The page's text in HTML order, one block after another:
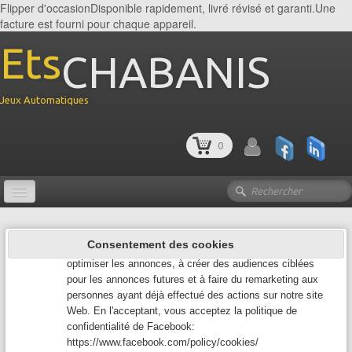
Flipper d'occasionDisponible rapidement, livré révisé et garanti.Une
facture est fourni pour chaque appareil.
EtsCHABANIS
Jeux Automatiques
0
LOCATION JEUX
Consentement des cookies
qui permet de suivre, de signaler le trafic et de mesurer la
manière dont les utilisateurs interagissent avec le contenu
de notre site Web afin de l’améliorer et de fournir de
Facebook Pixel recueille des données qui nous aident à
suivre les conversions des annonces Facebook, à
optimiser les annonces, à créer des audiences ciblées
pour les annonces futures et à faire du remarketing aux
personnes ayant déjà effectué des actions sur notre site
Web. En l'acceptant, vous acceptez la politique de
confidentialité de Facebook:
https://www.facebook.com/policy/cookies/